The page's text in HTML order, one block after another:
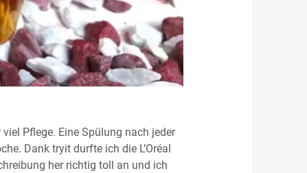
Pflege. Eine Spülung nach jeder
Dank tryit durfte ich die L’Oréal
her richtig toll an und ich